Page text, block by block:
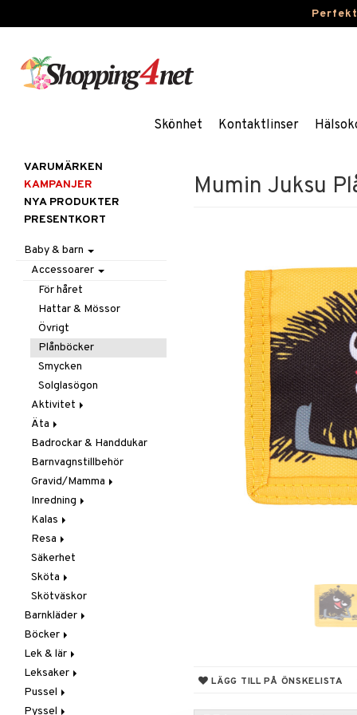
Skönhet Kontaktlinser
Mumin Juksu
LÄGG TILL PÅ ÖNSKELISTA
VARUMÄRKEN
KAMPANJER
NYA PRODUKTER
PRESENTKORT
Baby & barn
Accessoarer
För håret
Hattar & Mössor
Övrigt
Plånböcker
Smycken
Solglasögon
Aktivitet
Babygym
Babysitters
Bit & Skallra
Mobiler
Snuttefiltar
Äta
Barnservis
Haklappar
Matlådor & Matförvaring
Nappflaskor & Tillbehör
Vattenflaskor &
Tillbehör
Badrockar & Handdukar
Barnvagnstillbehör
Gravid/Mamma
Graviditet & amning
Inredning
Barnmöbler
Dekoration
Förvaring
Lampor
Mattor
Sängkläder
Kalas
Maskerad
Tillbehör
Resa
I Bilen
Paraply
Väskor
Säkerhet
Sköta
Badrummet
Handdukar
Hudvård
Nappar & Tillbehör
Skötväskor
Barnkläder
Accessoarer
Kepsar & Solhattar
Badkläder & UV-kläder
Klänningar
Nederdelar
Leggings
Överdelar
Böcker
Dagböcker
Läs & Lär
Målarböcker
Presentböcker
Lek & lär
Experiment
Inlärningsspel
Instrument
Leksaker
Adventskalendrar
Babylek
Pussel
1000 bitar
Pyssel